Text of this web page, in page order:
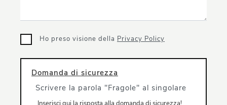
Ho preso visione della Privacy Policy
Domanda di sicurezza
Scrivere la parola "Fragole" al singolare